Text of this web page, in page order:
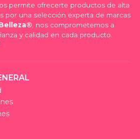
permite ofrecerte productos de alta
por una selección experta de marcas
, nos comprometemos a
y calidad en cada producto.